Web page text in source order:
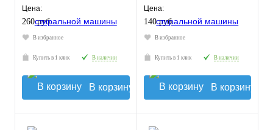
Цена:
260 руб.
В избранное
Купить в 1 клик В наличии
В корзину
Цена:
140 руб.
В избранное
Купить в 1 клик В наличии
В корзину